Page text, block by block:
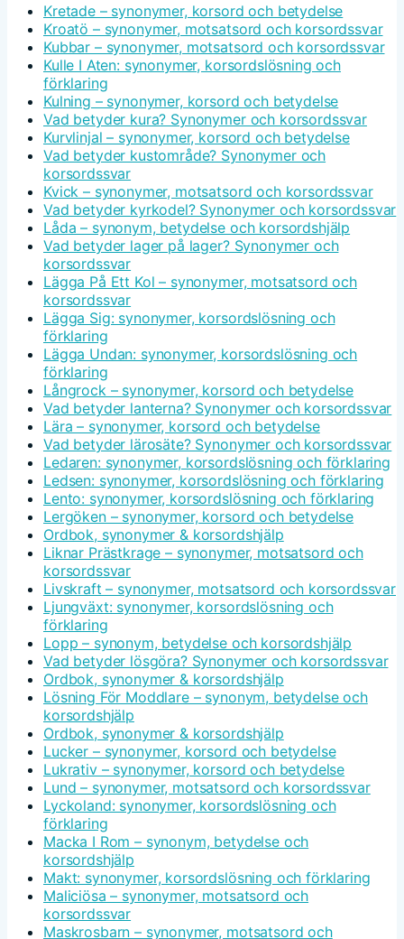
Kretade – synonymer, korsord och betydelse
Kroatö – synonymer, motsatsord och korsordssvar
Kubbar – synonymer, motsatsord och korsordssvar
Kulle I Aten: synonymer, korsordslösning och
förklaring
Kulning – synonymer, korsord och betydelse
Vad betyder kura? Synonymer och korsordssvar
Kurvlinjal – synonymer, korsord och betydelse
Vad betyder kustområde? Synonymer och
korsordssvar
Kvick – synonymer, motsatsord och korsordssvar
Vad betyder kyrkodel? Synonymer och korsordssvar
Låda – synonym, betydelse och korsordshjälp
Vad betyder lager på lager? Synonymer och
korsordssvar
Lägga På Ett Kol – synonymer, motsatsord och
korsordssvar
Lägga Sig: synonymer, korsordslösning och
förklaring
Lägga Undan: synonymer, korsordslösning och
förklaring
Långrock – synonymer, korsord och betydelse
Vad betyder lanterna? Synonymer och korsordssvar
Lära – synonymer, korsord och betydelse
Vad betyder lärosäte? Synonymer och korsordssvar
Ledaren: synonymer, korsordslösning och förklaring
Ledsen: synonymer, korsordslösning och förklaring
Lento: synonymer, korsordslösning och förklaring
Lergöken – synonymer, korsord och betydelse
Ordbok, synonymer & korsordshjälp
Liknar Prästkrage – synonymer, motsatsord och
korsordssvar
Livskraft – synonymer, motsatsord och korsordssvar
Ljungväxt: synonymer, korsordslösning och
förklaring
Lopp – synonym, betydelse och korsordshjälp
Vad betyder lösgöra? Synonymer och korsordssvar
Ordbok, synonymer & korsordshjälp
Lösning För Moddlare – synonym, betydelse och
korsordshjälp
Ordbok, synonymer & korsordshjälp
Lucker – synonymer, korsord och betydelse
Lukrativ – synonymer, korsord och betydelse
Lund – synonymer, motsatsord och korsordssvar
Lyckoland: synonymer, korsordslösning och
förklaring
Macka I Rom – synonym, betydelse och
korsordshjälp
Makt: synonymer, korsordslösning och förklaring
Maliciösa – synonymer, motsatsord och
korsordssvar
Maskrosbarn – synonymer, motsatsord och